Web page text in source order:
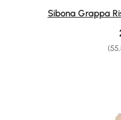
Durchschnittliche
Sibona Grappa